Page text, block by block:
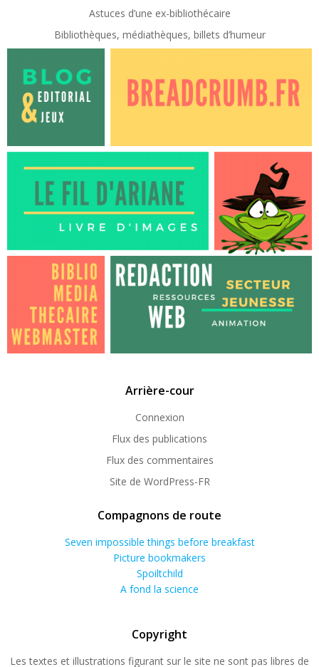
Astuces d’une ex-bibliothécaire
Bibliothèques, médiathèques, billets d’humeur
Arrière-cour
Connexion
Flux des publications
Flux des commentaires
Site de WordPress-FR
Compagnons de route
Seven impossible things before breakfast
Picture bookmakers
Spoiltchild
A fond la science
Copyright
Les textes et illustrations figurant sur le site ne sont pas libres de